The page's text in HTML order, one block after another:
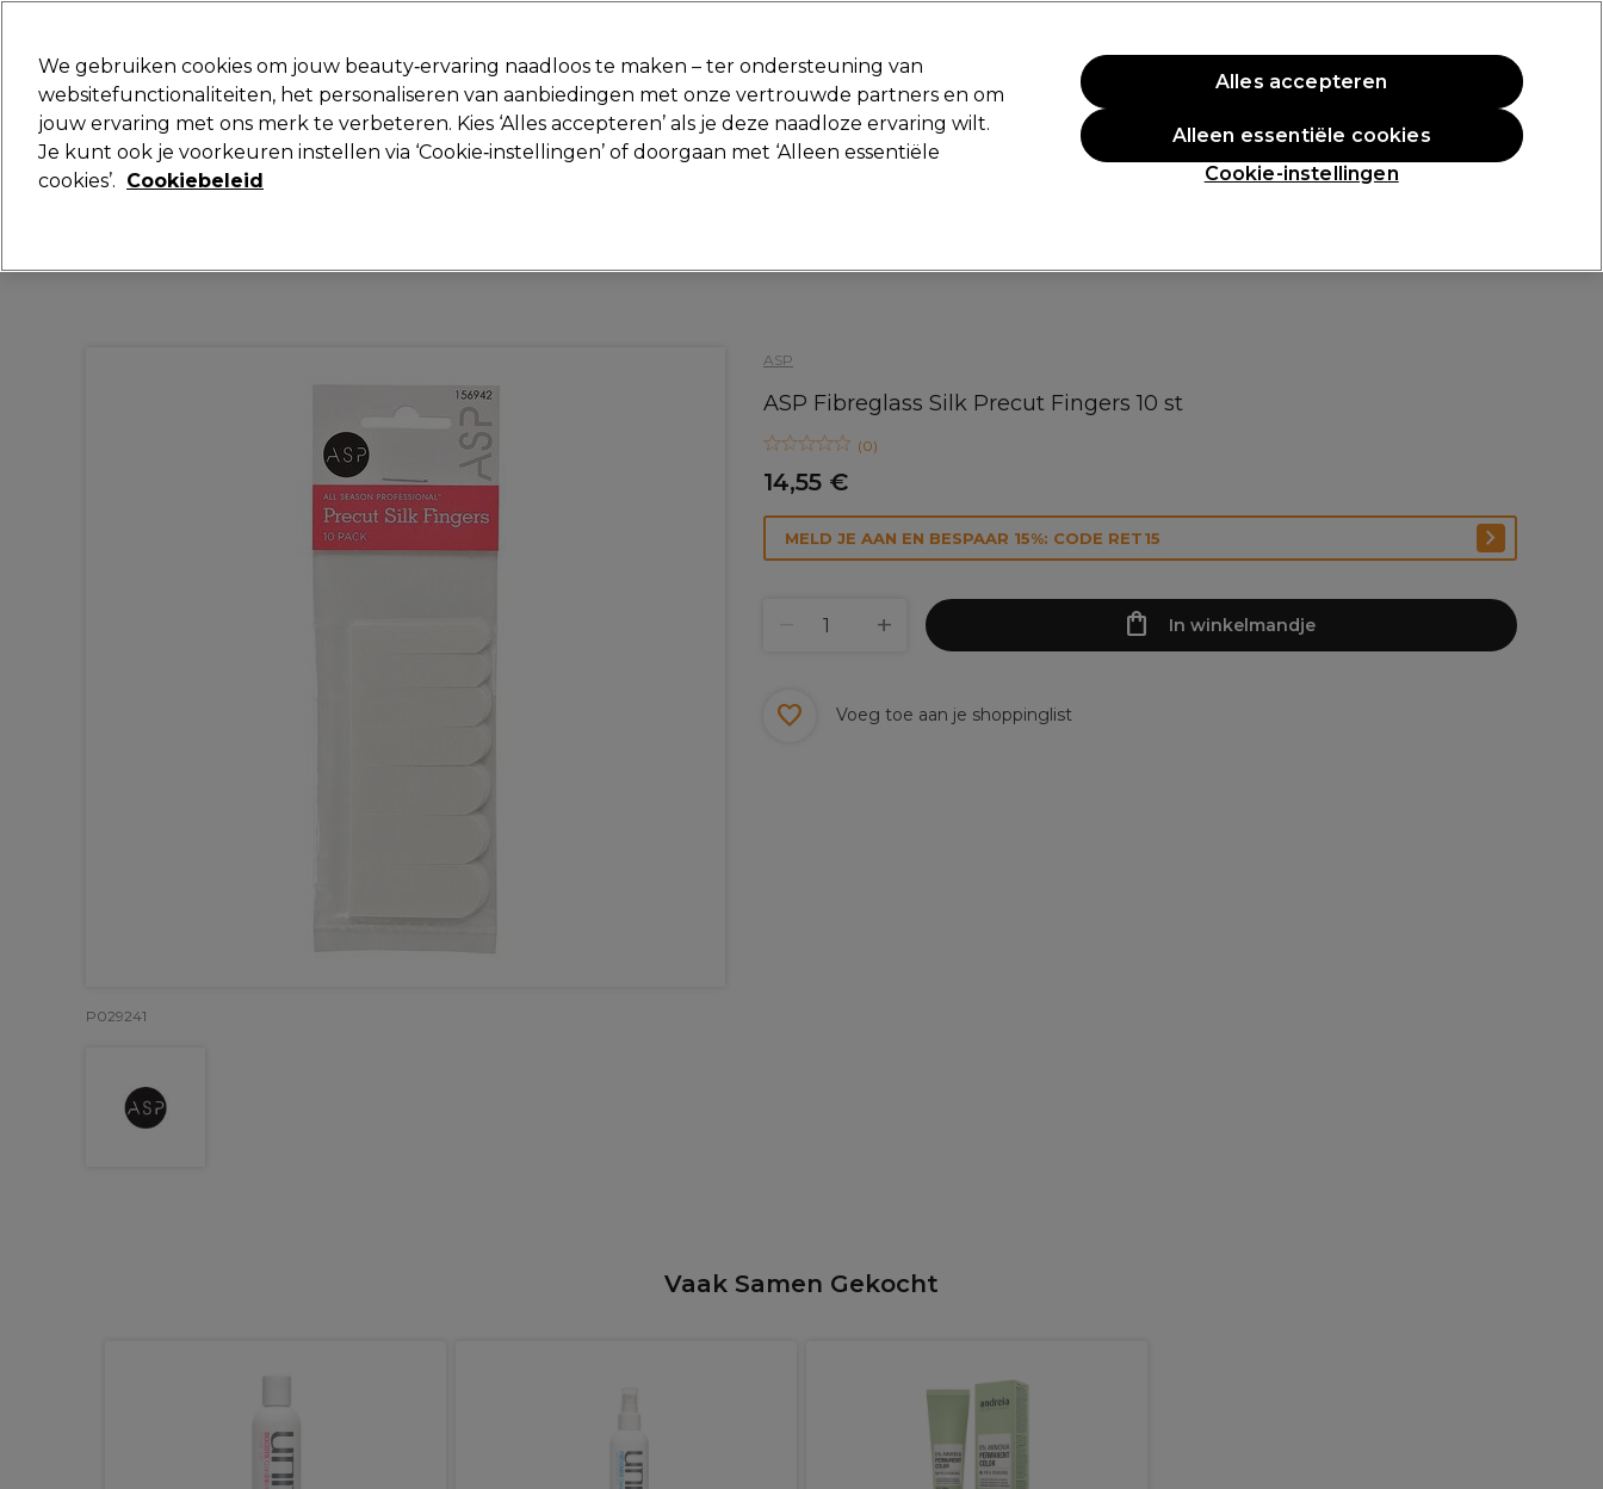
Aanmelden
Merken Deals Haar Elektra Beauty Salon interieur Mannen Vegan Nieuwe producten Professionele Awards
Volgende dag geleverd*
ASP
ASP Fibreglass Silk Precut Fingers 10 st
(0)
14,55 €
P029241
MELD JE AAN EN BESPAAR 15%: CODE RET15
In winkelmandje
Voeg toe aan je shoppinglist
Vaak Samen Gekocht
We gebruiken cookies om jouw beauty‑ervaring naadloos te maken – ter ondersteuning van
websitefunctionaliteiten, het personaliseren van aanbiedingen met onze vertrouwde partners en om
jouw ervaring met ons merk te verbeteren. Kies ‘Alles accepteren’ als je deze naadloze ervaring wilt.
Je kunt ook je voorkeuren instellen via ‘Cookie‑instellingen’ of doorgaan met ‘Alleen essentiële
cookies’. Cookiebeleid Cookie-instellingen
Alleen essentiële cookies
Alles accepteren